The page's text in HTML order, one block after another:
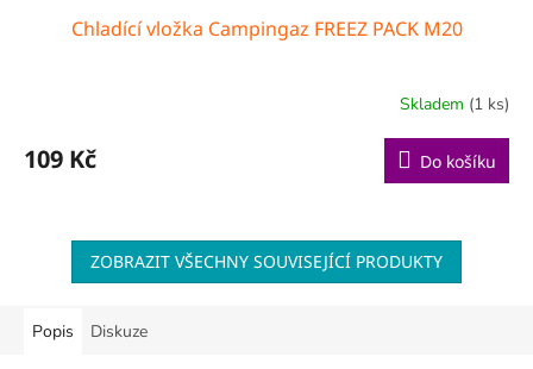
Chladící vložka Campingaz FREEZ PACK M20
Skladem (1 ks)
109 Kč Do košíku
ZOBRAZIT VŠECHNY SOUVISEJÍCÍ PRODUKTY
Popis Diskuze